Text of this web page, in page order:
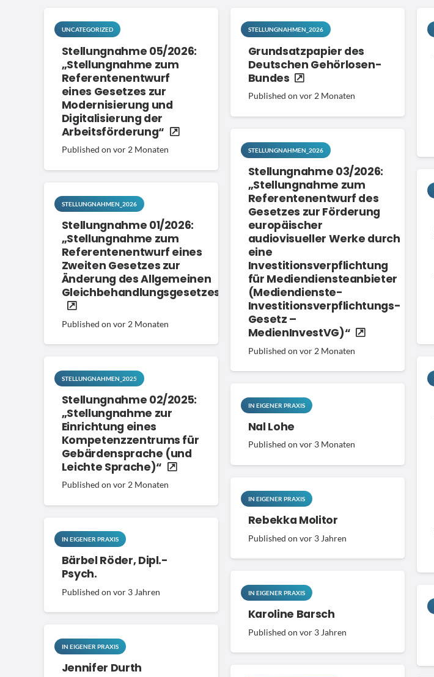
UNCATEGORIZED
Stellungnahme 05/2026:
„Stellungnahme zum
Referentenentwurf
eines Gesetzes zur
Modernisierung und
Digitalisierung der
Arbeitsförderung“
Published on vor 2 Monaten
STELLUNGNAHMEN_2026
Grundsatzpapier des
Deutschen Gehörlosen-
Bundes
Published on vor 2 Monaten
STELLUNGNAHMEN_2026
Stellungnahme 03/2026:
„Stellungnahme zum
Referentenentwurf des
Gesetzes zur Förderung
europäischer
audiovisueller Werke durch
eine
Investitionsverpflichtung
für Mediendiensteanbieter
(Mediendienste-
Investitionsverpflichtungs-
Gesetz –
MedienInvestVG)“
Published on vor 2 Monaten
STELLUNGNAHMEN_2026
Stellungnahme 01/2026:
„Stellungnahme zum
Referentenentwurf eines
Zweiten Gesetzes zur
Änderung des Allgemeinen
Gleichbehandlungsgesetzes“
Published on vor 2 Monaten
STELLUNGNAHMEN_2025
Stellungnahme 02/2025:
„Stellungnahme zur
Einrichtung eines
Kompetenzzentrums für
Gebärdensprache (und
Leichte Sprache)“
Published on vor 2 Monaten
IN EIGENER PRAXIS
Nal Lohe
Published on vor 3 Monaten
IN EIGENER PRAXIS
Rebekka Molitor
Published on vor 3 Jahren
IN EIGENER PRAXIS
Bärbel Röder, Dipl.-
Psych.
Published on vor 3 Jahren IN EIGENER PRAXIS
Karoline Barsch
Published on vor 3 Jahren
IN EIGENER PRAXIS
Jennifer Durth